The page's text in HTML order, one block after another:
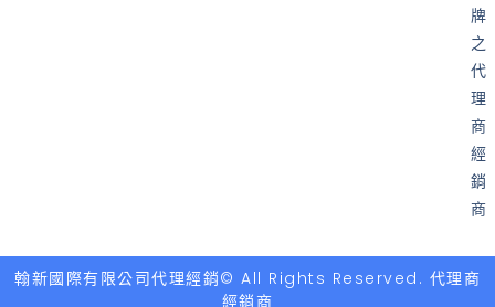
牌
之
代
理
商
經
銷
商
翰新國際有限公司代理經銷© All Rights Reserved. 代理商
經銷商